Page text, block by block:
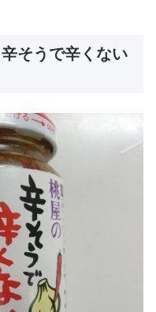
そうで辛くない